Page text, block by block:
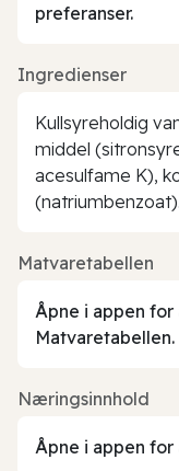
preferanser.
Ingredienser
Kullsyreholdig
middel
acesulfame K),
Matvaretabellen
Åpne i appen for
Matvaretabellen.
Næringsinnhold
Åpne i appen